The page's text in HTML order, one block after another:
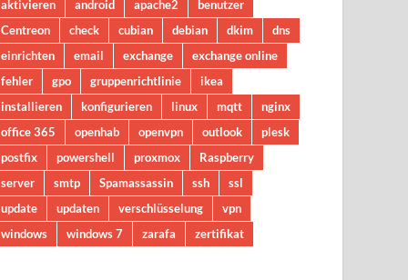
aktivieren android apache2
benutzer
Centreon
check cubian debian dkim
dns
einrichten
email exchange
exchange online
fehler
gpo gruppenrichtlinie
ikea
installieren
konfigurieren linux mqtt
nginx
office 365
openhab openvpn outlook
plesk
postfix
powershell proxmox
Raspberry
server
smtp Spamassassin ssh
ssl
update
updaten verschlüsselung
vpn
windows
windows 7 zarafa zertifikat